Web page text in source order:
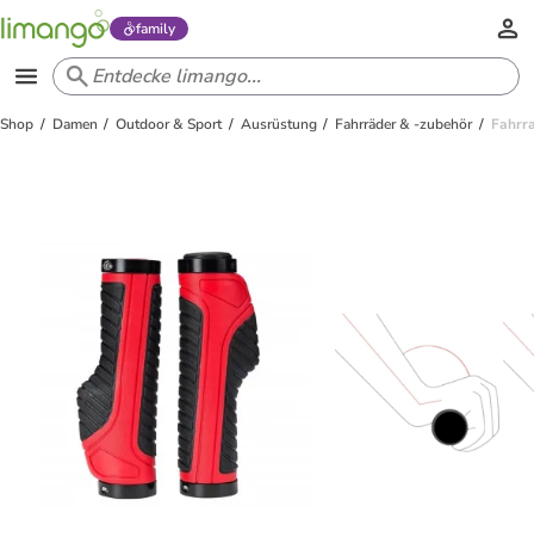
family
Shop Damen Outdoor & Sport Ausrüstung Fahrräder & -zubehör